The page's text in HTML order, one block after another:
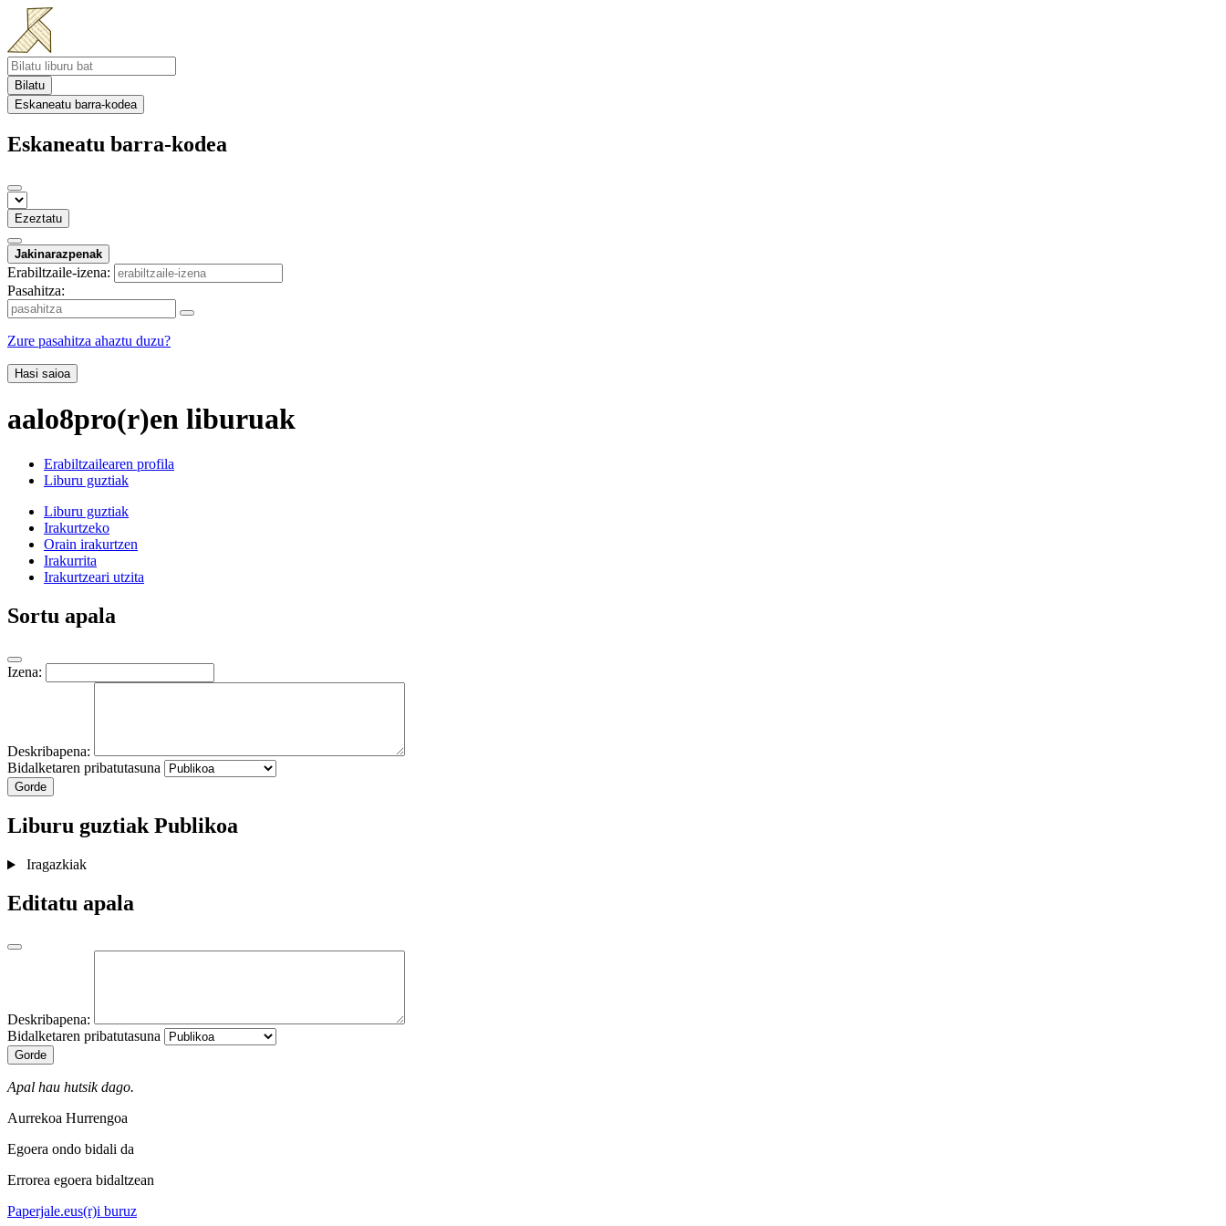
Bilatu
Eskaneatu barra-kodea
Eskaneatu barra-kodea
Ezeztatu
Jakinarazpenak
Erabiltzaile-izena:
Pasahitza:
Zure pasahitza ahaztu duzu?
Hasi saioa
aalo8pro(r)en liburuak
Erabiltzailearen profila
Liburu guztiak
Liburu guztiak
Irakurtzeko
Orain irakurtzen
Irakurrita
Irakurtzeari utzita
Sortu apala
Izena:
Deskribapena:
Bidalketaren pribatutasuna
Gorde
Liburu guztiakPublikoa
Iragazkiak
Editatu apala
Deskribapena:
Bidalketaren pribatutasuna
Gorde
Apal hau hutsik dago.
Aurrekoa Hurrengoa
Egoera ondo bidali da
Errorea egoera bidaltzean
Paperjale.eus(r)i buruz